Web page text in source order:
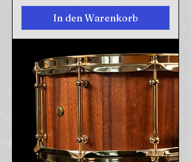
In den Warenkorb